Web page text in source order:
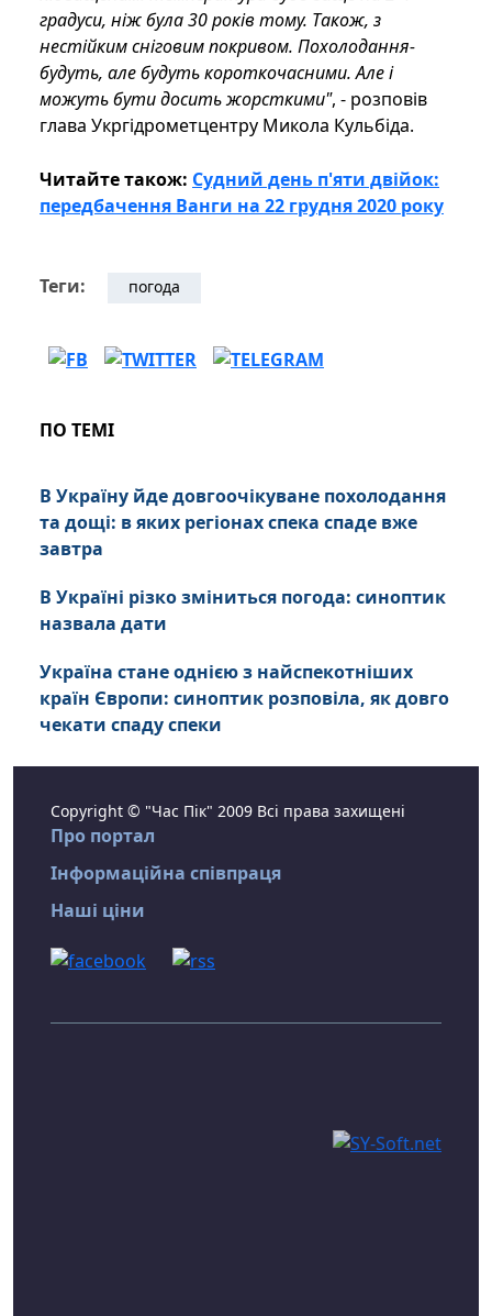
градуси, ніж була 30 років тому. Також, з
нестійким сніговим покривом. Похолодання-
будуть, але будуть короткочасними. Але і
можуть бути досить жорсткими", - розповів
глава Укргідрометцентру Микола Кульбіда.
Читайте також: Судний день п'яти двійок:
передбачення Ванги на 22 грудня 2020 року
Теги: погода
ПО ТЕМІ
В Україну йде довгоочікуване похолодання
та дощі: в яких регіонах спека спаде вже
завтра
В Україні різко зміниться погода: синоптик
назвала дати
Україна стане однією з найспекотніших
країн Європи: синоптик розповіла, як довго
чекати спаду спеки
Copyright © "Час Пік" 2009 Всі права захищені
Про портал
Інформаційна співпраця
Наші ціни